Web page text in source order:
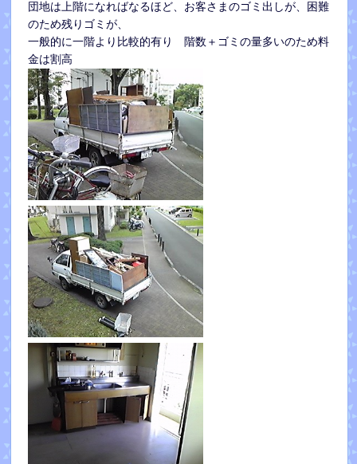
団地は上階になればなるほど、お客さまのゴミ出しが、困難
のため残りゴミが、
一般的に一階より比較的有り 階数＋ゴミの量多いのため料
金は割高